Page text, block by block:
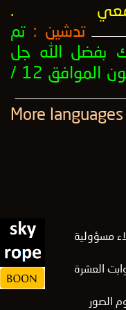
.
تدشين : تم
بفضل الله جل
في علاه يوم الإثنين الميمون الموافق 12 /
مسؤولية
العشرة
الصور